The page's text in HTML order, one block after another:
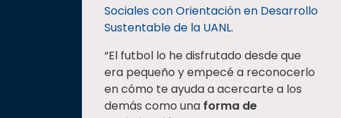
Sociales con Orientación en Desarrollo
Sustentable de la UANL.
“El futbol lo he disfrutado desde que
era pequeño y empecé a reconocerlo
en cómo te ayuda a acercarte a los
demás como una forma de